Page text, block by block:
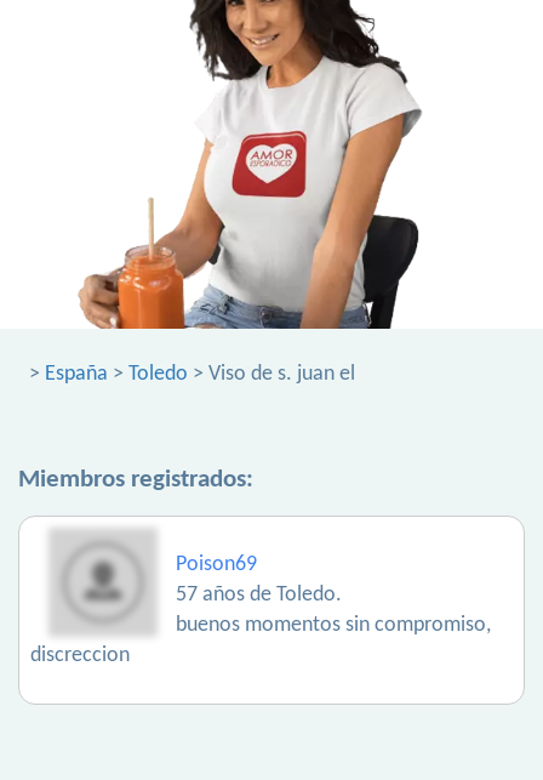
> España > Toledo > Viso de s. juan el
Miembros registrados:
Poison69
57 años de Toledo.
buenos momentos sin compromiso,
discreccion